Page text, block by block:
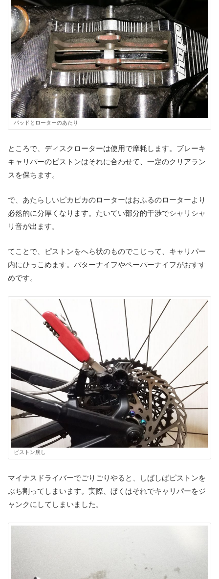
パッドとローターのあたり
ところで、ディスクローターは使用で摩耗します。ブレーキ
キャリパーのピストンはそれに合わせて、一定のクリアラン
スを保ちます。
で、あたらしいピカピカのローターはおふるのローターより
必然的に分厚くなります。たいてい部分的干渉でシャリシャ
リ音が出ます。
てことで、ピストンをへら状のものでこじって、キャリパー
内にひっこめます。バターナイフやペーパーナイフがおすす
めです。
ピストン戻し
マイナスドライバーでごりごりやると、しばしばピストンを
ぶち割ってしまいます。実際、ぼくはそれでキャリパーをジ
ャンクにしてしまいました。